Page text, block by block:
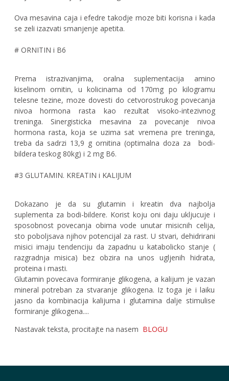
Ova mesavina caja i efedre takodje moze biti korisna i kada
se zeli izazvati smanjenje apetita.
# ORNITIN i B6
Prema istrazivanjima, oralna suplementacija amino
kiselinom ornitin, u kolicinama od 170mg po kilogramu
telesne tezine, moze dovesti do cetvorostrukog povecanja
nivoa hormona rasta kao rezultat visoko-intezivnog
treninga. Sinergisticka mesavina za povecanje nivoa
hormona rasta, koja se uzima sat vremena pre treninga,
treba da sadrzi 13,9 g ornitina (optimalna doza za bodi-
bildera teskog 80kg) i 2 mg B6.
#3 GLUTAMIN. KREATIN i KALIJUM
Dokazano je da su glutamin i kreatin dva najbolja
suplementa za bodi-bildere. Korist koju oni daju ukljucuje i
sposobnost povecanja obima vode unutar misicnih celija,
sto poboljsava njihov potencijal za rast. U stvari, dehidrirani
misici imaju tendenciju da zapadnu u katabolicko stanje (
razgradnja misica) bez obzira na unos ugljenih hidrata,
proteina i masti.
Glutamin povecava formiranje glikogena, a kalijum je vazan
mineral potreban za stvaranje glikogena. Iz toga je i laiku
jasno da kombinacija kalijuma i glutamina dalje stimulise
formiranje glikogena....
Nastavak teksta, procitajte na nasem BLOGU